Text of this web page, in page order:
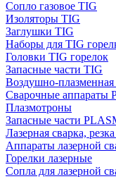
Сопло газовое TIG
Изоляторы TIG
Заглушки TIG
Наборы для TIG
Головки TIG горелок
Запасные части TIG
Воздушно-плазменная
Сварочные аппараты
Плазмотроны
Запасные части
Лазерная сварка,
Аппараты лазерной
Горелки лазерные
Сопла для лазерной